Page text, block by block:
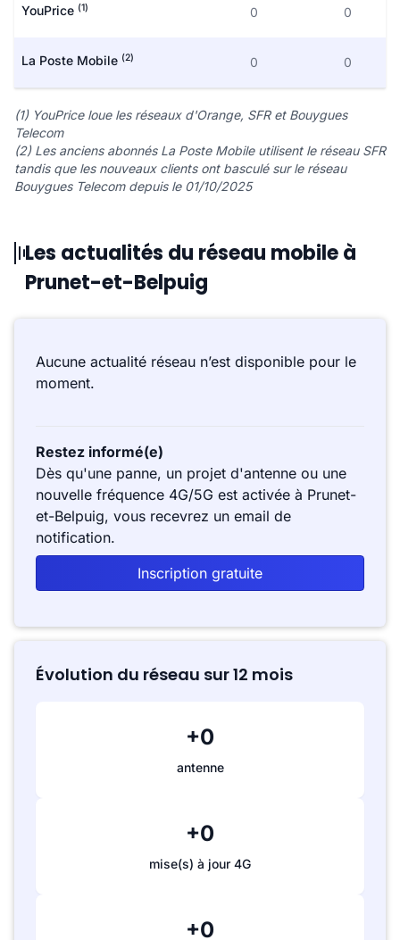
YouPrice (1) 0 0
La Poste Mobile (2) 0 0
(1) YouPrice loue les réseaux d'Orange, SFR et Bouygues
Telecom
(2) Les anciens abonnés La Poste Mobile utilisent le réseau SFR
tandis que les nouveaux clients ont basculé sur le réseau
Bouygues Telecom depuis le 01/10/2025
Les actualités du réseau mobile à
Prunet-et-Belpuig
Aucune actualité réseau n’est disponible pour le
moment.
Restez informé(e)
Dès qu'une panne, un projet d'antenne ou une
nouvelle fréquence 4G/5G est activée à Prunet-
et-Belpuig, vous recevrez un email de
notification.
Inscription gratuite
Évolution du réseau sur 12 mois
+0
antenne
+0
mise(s) à jour 4G
+0